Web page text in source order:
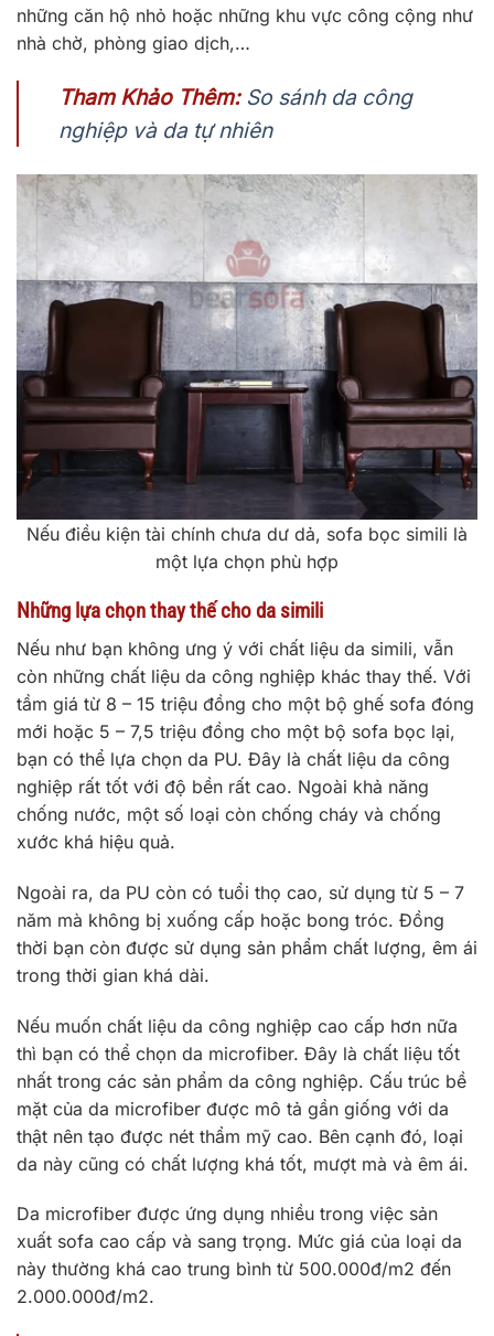
những căn hộ nhỏ hoặc những khu vực công cộng như
nhà chờ, phòng giao dịch,…
Tham Khảo Thêm: So sánh da công
nghiệp và da tự nhiên
Nếu điều kiện tài chính chưa dư dả, sofa bọc simili là
một lựa chọn phù hợp
Những lựa chọn thay thế cho da simili
Nếu như bạn không ưng ý với chất liệu da simili, vẫn
còn những chất liệu da công nghiệp khác thay thế. Với
tầm giá từ 8 – 15 triệu đồng cho một bộ ghế sofa đóng
mới hoặc 5 – 7,5 triệu đồng cho một bộ sofa bọc lại,
bạn có thể lựa chọn da PU. Đây là chất liệu da công
nghiệp rất tốt với độ bền rất cao. Ngoài khả năng
chống nước, một số loại còn chống cháy và chống
xước khá hiệu quả.
Ngoài ra, da PU còn có tuổi thọ cao, sử dụng từ 5 – 7
năm mà không bị xuống cấp hoặc bong tróc. Đồng
thời bạn còn được sử dụng sản phẩm chất lượng, êm ái
trong thời gian khá dài.
Nếu muốn chất liệu da công nghiệp cao cấp hơn nữa
thì bạn có thể chọn da microfiber. Đây là chất liệu tốt
nhất trong các sản phẩm da công nghiệp. Cấu trúc bề
mặt của da microfiber được mô tả gần giống với da
thật nên tạo được nét thẩm mỹ cao. Bên cạnh đó, loại
da này cũng có chất lượng khá tốt, mượt mà và êm ái.
Da microfiber được ứng dụng nhiều trong việc sản
xuất sofa cao cấp và sang trọng. Mức giá của loại da
này thường khá cao trung bình từ 500.000đ/m2 đến
2.000.000đ/m2.